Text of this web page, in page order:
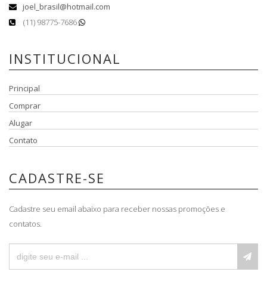
joel_brasil@hotmail.com
(11) 98775-7686
INSTITUCIONAL
Principal
Comprar
Alugar
Contato
CADASTRE-SE
Cadastre seu email abaixo para receber nossas promoções e
contatos.